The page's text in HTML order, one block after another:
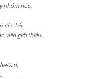
nhóm nào,
liên kết.
viên giới thiệu.